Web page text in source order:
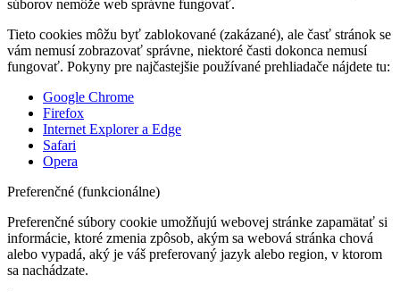
súborov nemôže web správne fungovať.
Tieto cookies môžu byť zablokované (zakázané), ale časť stránok se
vám nemusí zobrazovať správne, niektoré časti dokonca nemusí
fungovať. Pokyny pre najčastejšie používané prehliadače nájdete tu:
Google Chrome
Firefox
Internet Explorer a Edge
Safari
Opera
Preferenčné (funkcionálne)
Preferenčné súbory cookie umožňujú webovej stránke zapamätať si
informácie, ktoré zmenia zpôsob, akým sa webová stránka chová
alebo vypadá, aký je váš preferovaný jazyk alebo region, v ktorom
sa nachádzate.